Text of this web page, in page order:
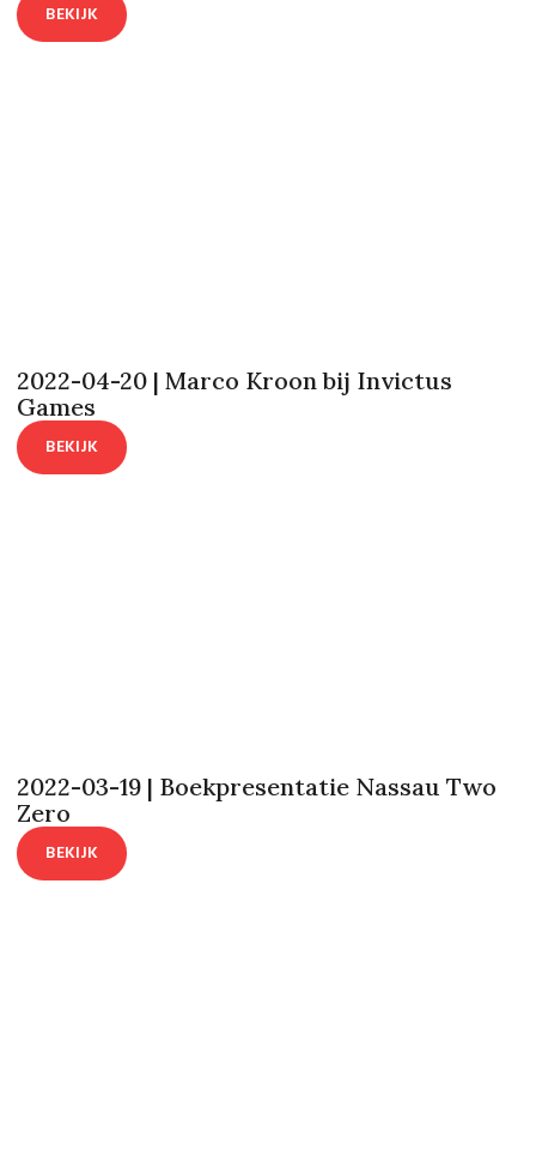
BEKIJK
2022-04-20 | Marco Kroon bij Invictus
Games
BEKIJK
2022-03-19 | Boekpresentatie Nassau Two
Zero
BEKIJK